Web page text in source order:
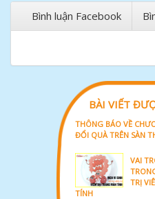
Bình luận Facebook
BÀI VIẾT
THÔNG BÁO VỀ
ĐỔI QUÀ TRÊN SÀN
VAI
TRỊ
TÍNH